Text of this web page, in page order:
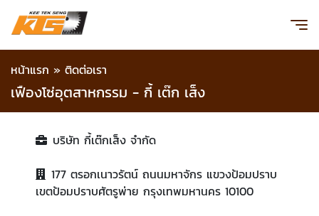
หน้าแรก » ติดต่อเรา
เฟืองโซ่อุตสาหกรรม - กี้ เต๊ก เส็ง
บริษัท กี้เต๊กเส็ง จำกัด
177 ตรอกเนาวรัตน์ ถนนมหาจักร แขวงป้อมปราบ
เขตป้อมปราบศัตรูพ่าย กรุงเทพมหานคร 10100